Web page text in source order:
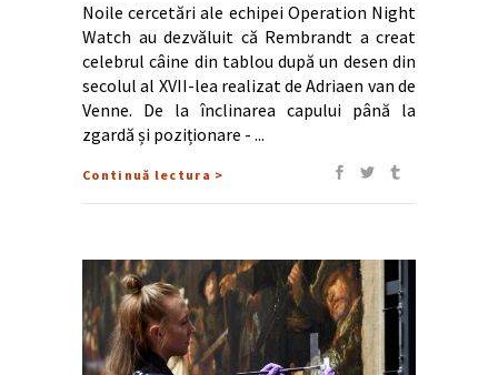
Noile cercetări ale echipei Operation Night
Watch au dezvăluit că Rembrandt a creat
celebrul câine din tablou după un desen din
secolul al XVII-lea realizat de Adriaen van de
Venne. De la înclinarea capului până la
zgardă și poziționare -
Continuă lectura >